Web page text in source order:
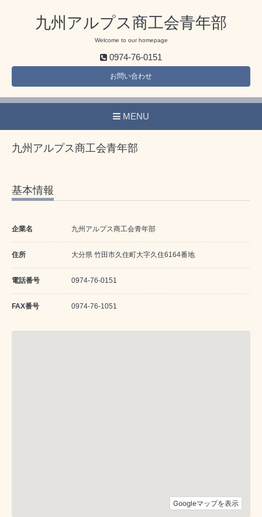
九州アルプス商工会青年部
Welcome to our homepage
0974-76-0151
お問い合わせ
MENU
九州アルプス商工会青年部
基本情報
企業名 九州アルプス商工会青年部
住所 大分県 竹田市久住町大字久住6164番地
電話番号 0974-76-0151
FAX番号 0974-76-1051